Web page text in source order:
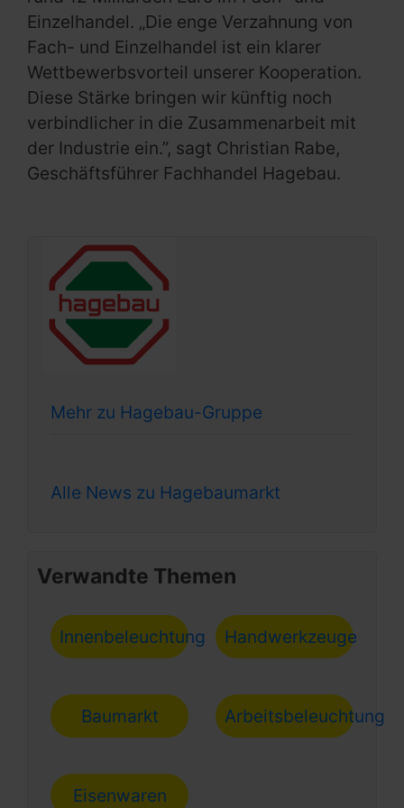
Einzelhandel. „Die enge Verzahnung von
Fach- und Einzelhandel ist ein klarer
Wettbewerbsvorteil unserer Kooperation.
Diese Stärke bringen wir künftig noch
verbindlicher in die Zusammenarbeit mit
der Industrie ein.”, sagt Christian Rabe,
Geschäftsführer Fachhandel Hagebau.
Mehr zu Hagebau-Gruppe
Alle News zu Hagebaumarkt
Verwandte Themen
Innenbeleuchtung Handwerkzeuge
Baumarkt Arbeitsbeleuchtung
Eisenwaren